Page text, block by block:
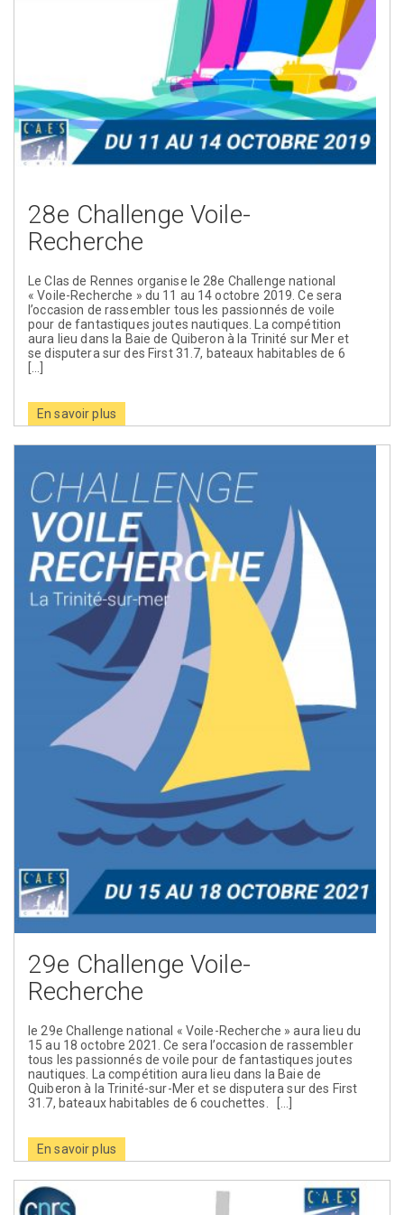
28e Challenge Voile-
Recherche
Le Clas de Rennes organise le 28e Challenge national
« Voile-Recherche » du 11 au 14 octobre 2019. Ce sera
l’occasion de rassembler tous les passionnés de voile
pour de fantastiques joutes nautiques. La compétition
aura lieu dans la Baie de Quiberon à la Trinité sur Mer et
se disputera sur des First 31.7, bateaux habitables de 6
En savoir plus
29e Challenge Voile-
Recherche
le 29e Challenge national « Voile-Recherche » aura lieu du
15 au 18 octobre 2021. Ce sera l’occasion de rassembler
tous les passionnés de voile pour de fantastiques joutes
nautiques. La compétition aura lieu dans la Baie de
Quiberon à la Trinité-sur-Mer et se disputera sur des First
31.7, bateaux habitables de 6 couchettes. […]
En savoir plus